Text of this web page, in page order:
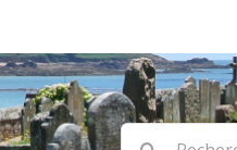
Rechercher: